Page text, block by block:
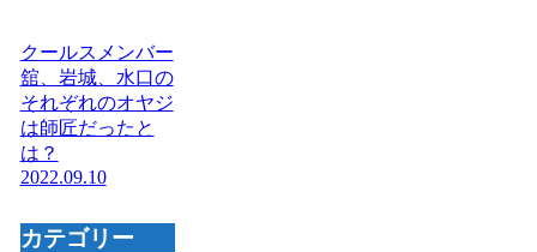
クールスメンバー
舘、岩城、水口の
それぞれのオヤジ
は師匠だったと
は？
2022.09.10
カテゴリー